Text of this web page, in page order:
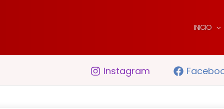
INICIO
Instagram